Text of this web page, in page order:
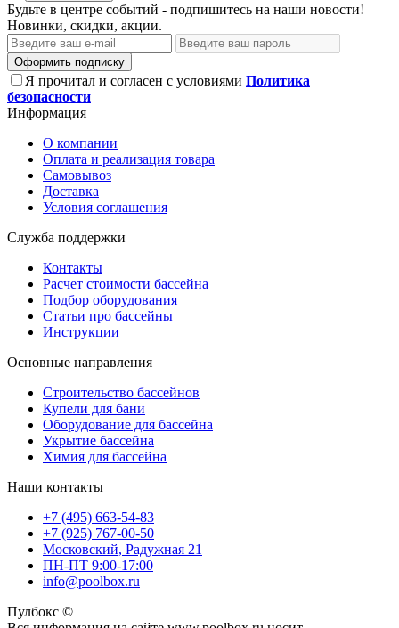
Будьте в центре событий - подпишитесь на наши новости!
Новинки, скидки, акции.
Оформить подписку
Я прочитал и согласен с условиями Политика
безопасности
Информация
О компании
Оплата и реализация товара
Самовывоз
Доставка
Условия соглашения
Служба поддержки
Контакты
Расчет стоимости бассейна
Подбор оборудования
Статьи про бассейны
Инструкции
Основные направления
Строительство бассейнов
Купели для бани
Оборудование для бассейна
Укрытие бассейна
Химия для бассейна
Наши контакты
+7 (495) 663-54-83
+7 (925) 767-00-50
Московский, Радужная 21
ПН-ПТ 9:00-17:00
info@poolbox.ru
Пулбокс ©